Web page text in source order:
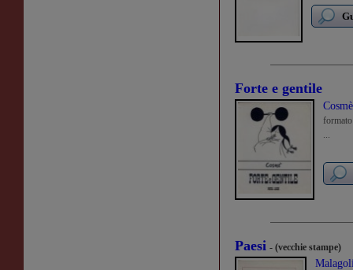
Forte e gentile
Cosmè
...
Paesi - (vecchie stampe)